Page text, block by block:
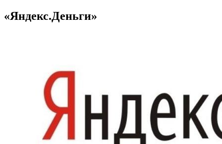
«Яндекс.Деньги»